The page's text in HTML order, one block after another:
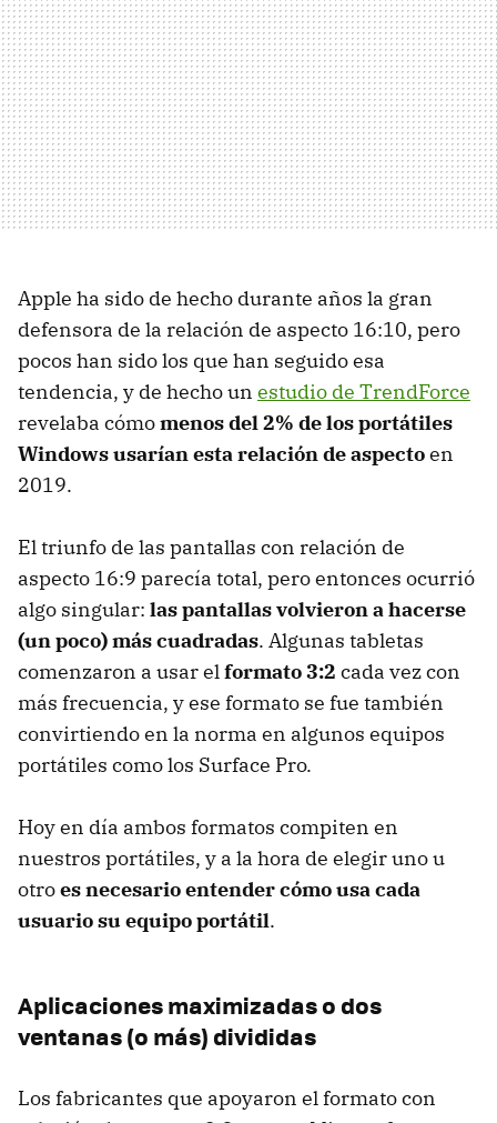
Apple ha sido de hecho durante años la gran
defensora de la relación de aspecto 16:10, pero
pocos han sido los que han seguido esa
tendencia, y de hecho un estudio de TrendForce
revelaba cómomenos del 2% de los portátiles
Windows usarían esta relación de aspectoen
2019.
El triunfo de las pantallas con relación de
aspecto 16:9 parecía total, pero entonces ocurrió
algo singular: las pantallas volvieron a hacerse
(un poco) más cuadradas. Algunas tabletas
comenzaron a usar elformato 3:2 cada vez con
más frecuencia, y ese formato se fue también
convirtiendo en la norma en algunos equipos
portátiles como los Surface Pro.
Hoy en día ambos formatos compiten en
nuestros portátiles, y a la hora de elegir uno u
otroes necesario entender cómo usa cada
usuario su equipo portátil.
Aplicaciones maximizadas o dos
ventanas (o más) divididas
Los fabricantes que apoyaron el formato con